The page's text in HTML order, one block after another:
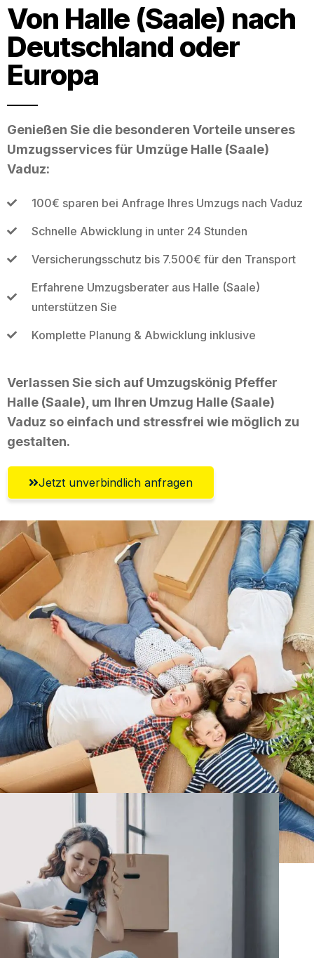
Von Halle (Saale) nach
Deutschland oder
Europa
Genießen Sie die besonderen Vorteile unseres
Umzugsservices für Umzüge Halle (Saale)
Vaduz:
100€ sparen bei Anfrage Ihres Umzugs nach Vaduz
Schnelle Abwicklung in unter 24 Stunden
Versicherungsschutz bis 7.500€ für den Transport
Erfahrene Umzugsberater aus Halle (Saale)
unterstützen Sie
Komplette Planung & Abwicklung inklusive
Verlassen Sie sich auf Umzugskönig Pfeffer
Halle (Saale), um Ihren Umzug Halle (Saale)
Vaduz so einfach und stressfrei wie möglich zu
gestalten.
Jetzt unverbindlich anfragen